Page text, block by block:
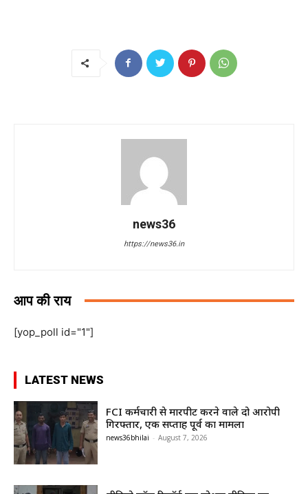
news36
https://news36.in
आप की राय
[yop_poll id="1"]
LATEST NEWS
FCI कर्मचारी से मारपीट करने वाले दो आरोपी
गिरफ्तार, एक सप्ताह पूर्व का मामला
news36bhilai - August 7, 2026